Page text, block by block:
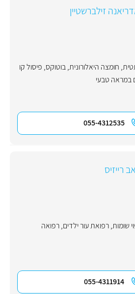
זילברשטיין
, חומצה היאלורונית,בוטוקס, פיסול קו
במראה טבעי
055-4312535
רייזיס
שומות,רפואת עור ילדים,רפואה
055-4311914